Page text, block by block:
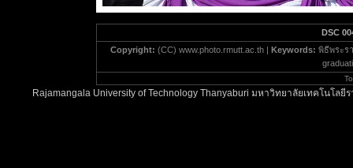
DSC
Copyright: (CC) www.photo.rmutt.ac.th | Keywords: พิธีพระร
Rajamangala University of Technology Thanyaburi มหาวิทยาลัยเทคโนโ